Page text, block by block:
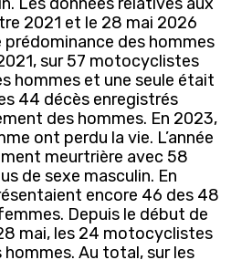
2021 et le 28 mai 2026
des hommes
sur 57 motocyclistes
hommes et une seule était
44 décès enregistrés
des hommes. En 2023,
ont perdu la vie. L’année
meurtrière avec 58
de sexe masculin. En
encore 46 des 48
Depuis le début de
mai, les 24 motocyclistes
Au total, sur les